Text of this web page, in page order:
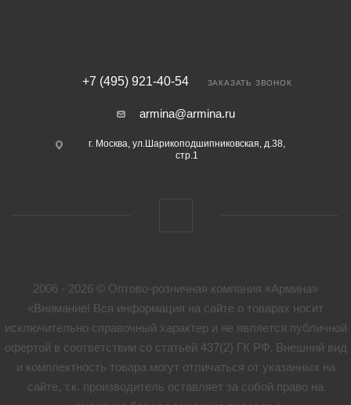
+7 (495) 921-40-54 ЗАКАЗАТЬ ЗВОНОК
armina@armina.ru
г. Москва, ул.Шарикоподшипниковская, д.38,
стр.1
2006 - 2026 © Оптово-розничная компания «Армина»
«Внимание! Вся информация на сайте о товарах носит
исключительно справочный характер и не является публичной
офертой в соответствии со статьей 437(2) ГК РФ. Внешний вид
и комплектность товара могут отличаться от указанных на
сайте, т.к. производитель оставляет за собой право на